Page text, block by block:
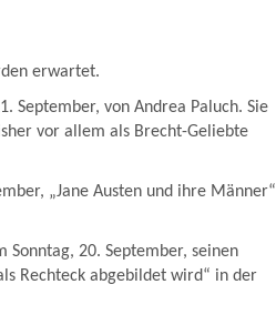
erwartet.
September, von Andrea Paluch. Sie
vor allem als Brecht-Geliebte
„Jane Austen und ihre Männer“
Sonntag, 20. September, seinen
Rechteck abgebildet wird“ in der